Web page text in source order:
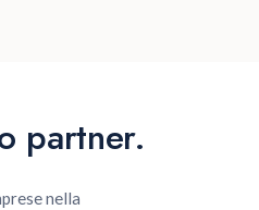
partner.
nella